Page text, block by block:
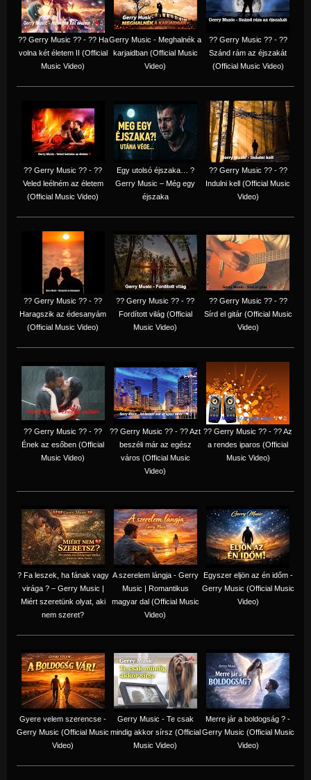
?? Gerry Music ?? - ?? Ha
volna két életem II (Official
Music Video)
Gerry Music - Meghalnék a
karjaidban (Official Music
Video)
?? Gerry Music ?? - ??
Szánd rám az éjszakát
(Official Music Video)
?? Gerry Music ?? - ??
Veled leélném az életem
(Official Music Video)
Egy utolsó éjszaka… ?
Gerry Music – Még egy
éjszaka
?? Gerry Music ?? - ??
Indulni kell (Official Music
Video)
?? Gerry Music ?? - ??
Haragszik az édesanyám
(Official Music Video)
?? Gerry Music ?? - ??
Fordított világ (Official
Music Video)
?? Gerry Music ?? - ??
Sírd el gitár (Official Music
Video)
?? Gerry Music ?? - ??
Ének az esőben (Official
Music Video)
?? Gerry Music ?? - ?? Azt
beszéli már az egész
város (Official Music
Video)
?? Gerry Music ?? - ?? Az
a rendes iparos (Official
Music Video)
? Fa leszek, ha fának vagy
virága ? – Gerry Music |
Miért szeretünk olyat, aki
nem szeret?
A szerelem lángja - Gerry
Music | Romantikus
magyar dal (Official Music
Video)
Egyszer eljön az én időm -
Gerry Music (Official Music
Video)
Gyere velem szerencse -
Gerry Music (Official Music
Video)
Gerry Music - Te csak
mindig akkor sírsz (Official
Music Video)
Merre jár a boldogság ? -
Gerry Music (Official Music
Video)